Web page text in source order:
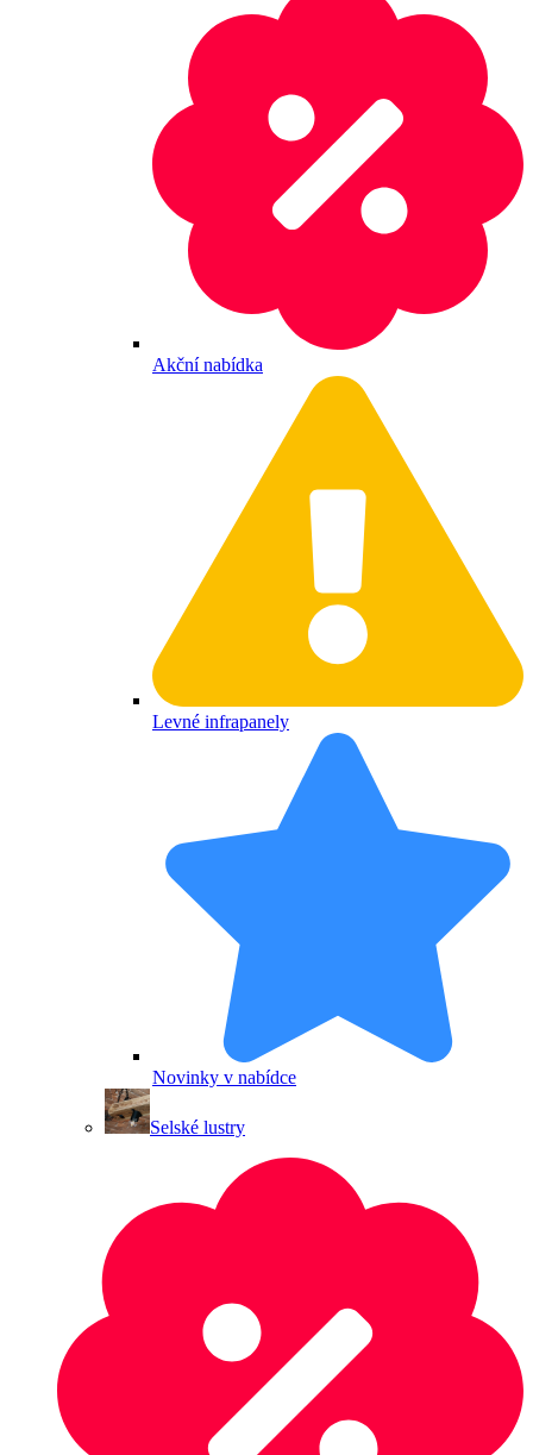
Akční nabídka
Levné infrapanely
Novinky v nabídce
Selské lustry